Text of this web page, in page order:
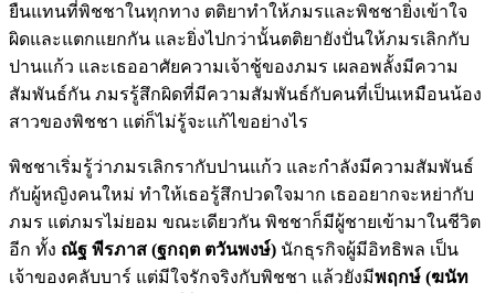
ยืนแทนที่พิชชาในทุกทาง ตติยาทำให้ภมรและพิชชายิ่งเข้าใจ
ผิดและแตกแยกกัน และยิ่งไปกว่านั้นตติยายังปั่นให้ภมรเลิกกับ
ปานแก้ว และเธออาศัยความเจ้าชู้ของภมร เผลอพลั้งมีความ
สัมพันธ์กัน ภมรรู้สึกผิดที่มีความสัมพันธ์กับคนที่เป็นเหมือนน้อง
สาวของพิชชา แต่ก็ไม่รู้จะแก้ไขอย่างไร
พิชชาเริ่มรู้ว่าภมรเลิกรากับปานแก้ว และกำลังมีความสัมพันธ์
กับผู้หญิงคนใหม่ ทำให้เธอรู้สึกปวดใจมาก เธออยากจะหย่ากับ
ภมร แต่ภมรไม่ยอม ขณะเดียวกัน พิชชาก็มีผู้ชายเข้ามาในชีวิต
อีก ทั้ง ณัฐ พีรภาส (ฐกฤต ตวันพงษ์) นักธุรกิจผู้มีอิทธิพล เป็น
เจ้าของคลับบาร์ แต่มีใจรักจริงกับพิชชา แล้วยังมีพฤกษ์ (ฆนัท